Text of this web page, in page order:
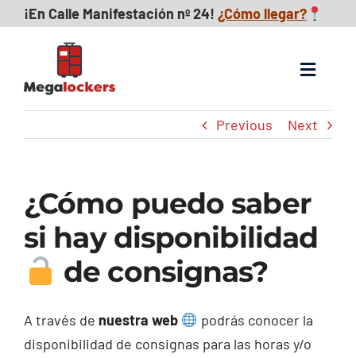
Skip¡En Calle Manifestación nº 24! ¿Cómo llegar?
Toggle
Reseñas
Descubre Zaragoza
Blog
Previous Next
¿Cómo puedo saber
si hay disponibilidad
de consignas?
A través de nuestra web
podrás conocer la
disponibilidad de consignas para las horas y/o